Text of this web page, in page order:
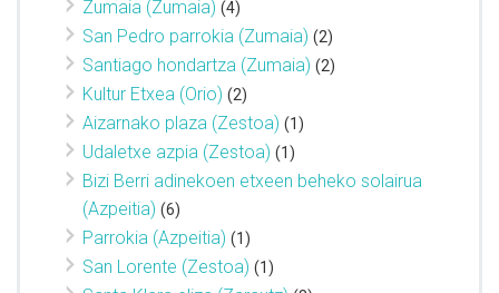
Zumaia (Zumaia) (4)
San Pedro parrokia (Zumaia) (2)
Santiago hondartza (Zumaia) (2)
Kultur Etxea (Orio) (2)
Aizarnako plaza (Zestoa) (1)
Udaletxe azpia (Zestoa) (1)
Bizi Berri adinekoen etxeen beheko solairua
(Azpeitia) (6)
Parrokia (Azpeitia) (1)
San Lorente (Zestoa) (1)